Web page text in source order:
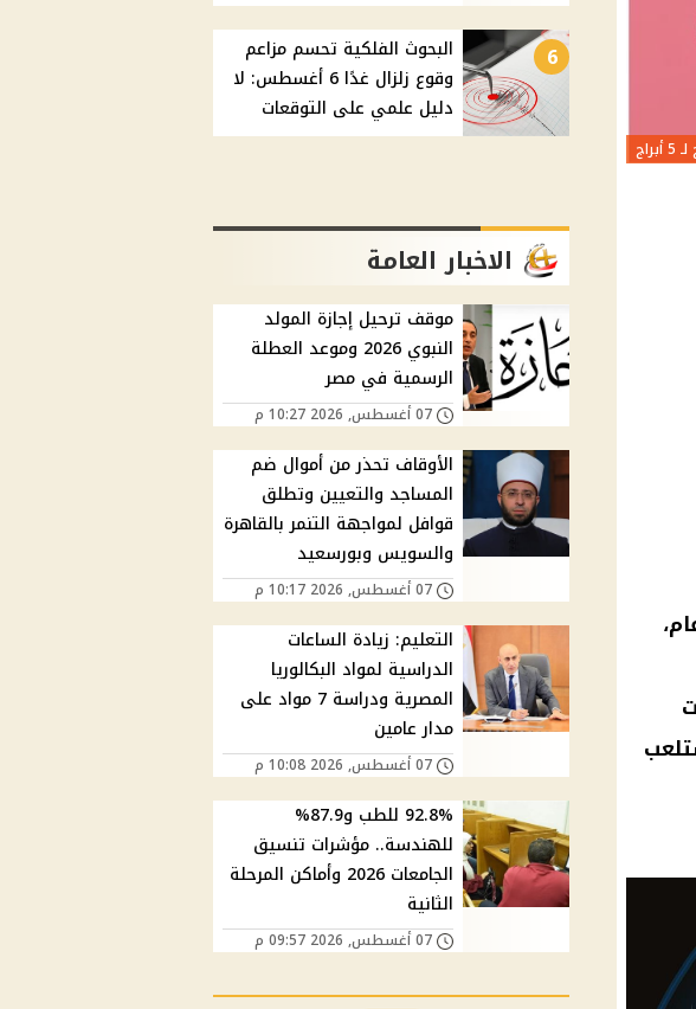
6
البحوث الفلكية تحسم مزاعم
وقوع زلزال غدًا 6 أغسطس: لا
دليل علمي على التوقعات
الاخبار العامة
موقف ترحيل إجازة المولد
النبوي 2026 وموعد العطلة
الرسمية في مصر
07 أغسطس, 2026 10:27 م
الأوقاف تحذر من أموال ضم
المساجد والتعيين وتطلق
قوافل لمواجهة التنمر بالقاهرة
والسويس وبورسعيد
07 أغسطس, 2026 10:17 م
التعليم: زيادة الساعات
الدراسية لمواد البكالوريا
المصرية ودراسة 7 مواد على
مدار عامين
07 أغسطس, 2026 10:08 م
92.8% للطب و87.9%
للهندسة.. مؤشرات تنسيق
الجامعات 2026 وأماكن المرحلة
الثانية
07 أغسطس, 2026 09:57 م